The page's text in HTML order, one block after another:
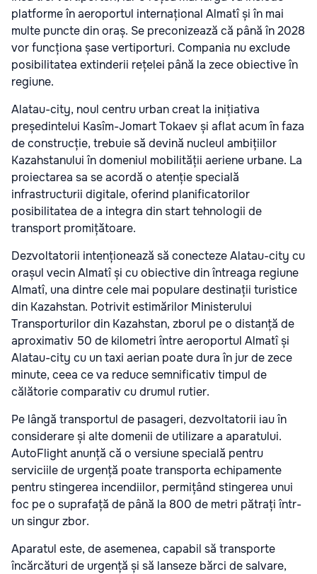
platforme în aeroportul internațional Almatî și în mai
multe puncte din oraș. Se preconizează că până în 2028
vor funcționa șase vertiporturi. Compania nu exclude
posibilitatea extinderii rețelei până la zece obiective în
regiune.
Alatau-city, noul centru urban creat la inițiativa
președintelui Kasîm-Jomart Tokaev și aflat acum în faza
de construcție, trebuie să devină nucleul ambițiilor
Kazahstanului în domeniul mobilității aeriene urbane. La
proiectarea sa se acordă o atenție specială
infrastructurii digitale, oferind planificatorilor
posibilitatea de a integra din start tehnologii de
transport promițătoare.
Dezvoltatorii intenționează să conecteze Alatau-city cu
orașul vecin Almatî și cu obiective din întreaga regiune
Almatî, una dintre cele mai populare destinații turistice
din Kazahstan. Potrivit estimărilor Ministerului
Transporturilor din Kazahstan, zborul pe o distanță de
aproximativ 50 de kilometri între aeroportul Almatî și
Alatau-city cu un taxi aerian poate dura în jur de zece
minute, ceea ce va reduce semnificativ timpul de
călătorie comparativ cu drumul rutier.
Pe lângă transportul de pasageri, dezvoltatorii iau în
considerare și alte domenii de utilizare a aparatului.
AutoFlight anunță că o versiune specială pentru
serviciile de urgență poate transporta echipamente
pentru stingerea incendiilor, permițând stingerea unui
foc pe o suprafață de până la 800 de metri pătrați într-
un singur zbor.
Aparatul este, de asemenea, capabil să transporte
încărcături de urgență și să lanseze bărci de salvare,